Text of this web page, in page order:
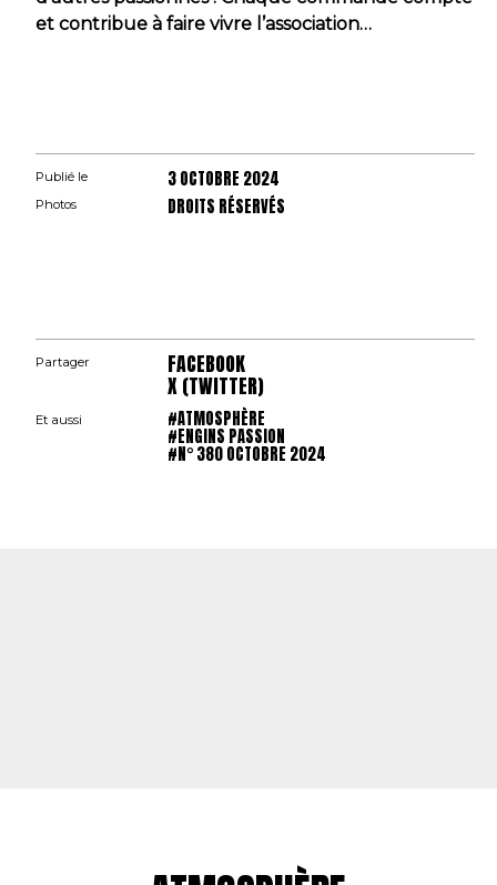
et contribue à faire vivre l’association…
Publié le 3 OCTOBRE 2024
Photos DROITS RÉSERVÉS
Partager FACEBOOK
X (TWITTER)
Et aussi #ATMOSPHÈRE
#ENGINS PASSION
#N° 380 OCTOBRE 2024